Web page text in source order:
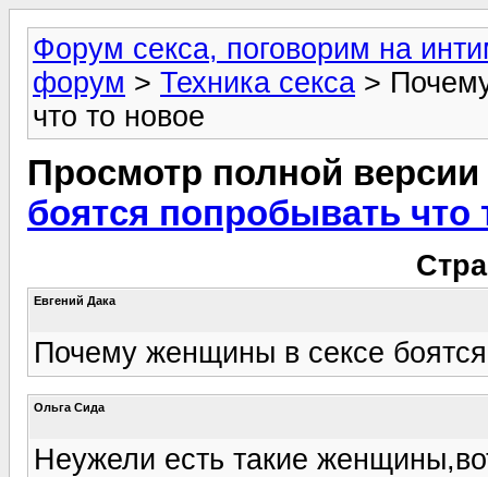
Форум секса, поговорим на
форум > Техника секса >
что то новое
Просмотр полной
боятся попробывать что
Евгений Дака
Почему женщины в сексе
Ольгa Сида
Неужели есть такие